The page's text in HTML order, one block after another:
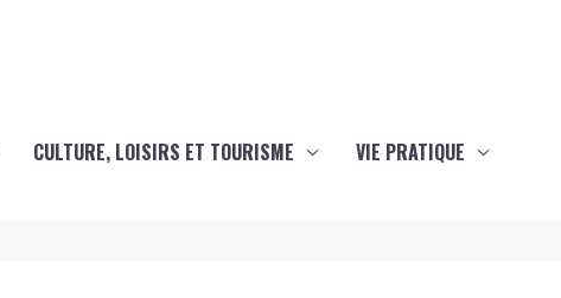
CULTURE, LOISIRS ET TOURISME VIE PRATIQUE